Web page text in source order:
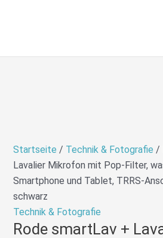
Startseite / Technik & Fotografie /
Lavalier Mikrofon mit Pop-Filter,
Smartphone und Tablet, TRRS-
schwarz
Technik & Fotografie
Rode smartLav +
1.399,00 €931,96 €.
799,00 €700,40 €.